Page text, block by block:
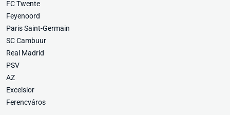
FC Twente
Feyenoord
Paris Saint-Germain
SC Cambuur
Real Madrid
PSV
AZ
Excelsior
Ferencváros